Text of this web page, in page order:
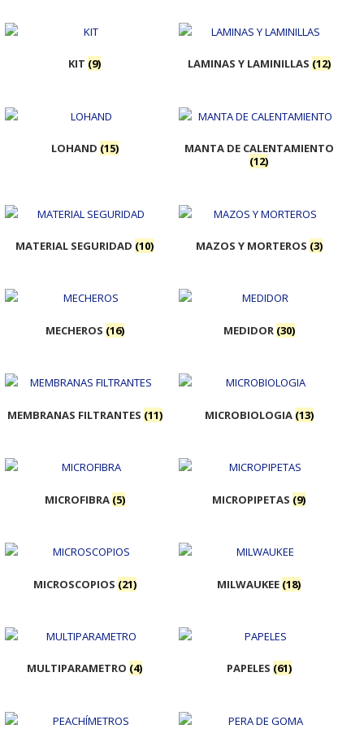
KIT (9) LAMINAS Y LAMINILLAS (12)
LOHAND (15)
MANTA DE CALENTAMIENTO
(12)
MATERIAL SEGURIDAD (10) MAZOS Y MORTEROS (3)
MECHEROS (16) MEDIDOR (30)
MEMBRANAS FILTRANTES (11) MICROBIOLOGIA (13)
MICROFIBRA (5) MICROPIPETAS (9)
MICROSCOPIOS (21) MILWAUKEE (18)
MULTIPARAMETRO (4) PAPELES (61)